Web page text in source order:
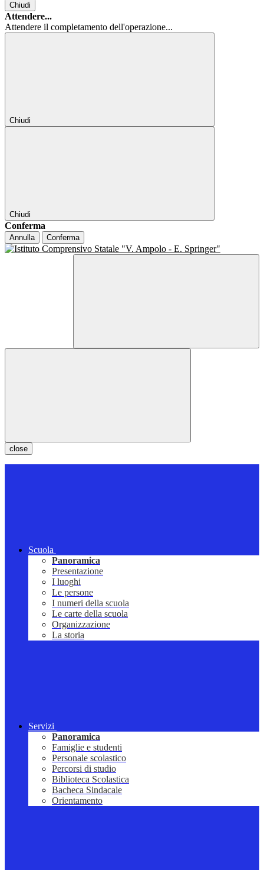
Chiudi
Attendere...
Attendere il completamento dell'operazione...
Chiudi
Chiudi
Conferma
Annulla Conferma
close
Scuola
Panoramica
Presentazione
I luoghi
Le persone
I numeri della scuola
Le carte della scuola
Organizzazione
La storia
Servizi
Panoramica
Famiglie e studenti
Personale scolastico
Percorsi di studio
Biblioteca Scolastica
Bacheca Sindacale
Orientamento